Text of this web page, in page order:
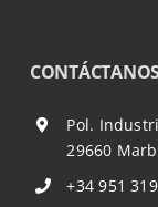
Pol.
29660
+34 951